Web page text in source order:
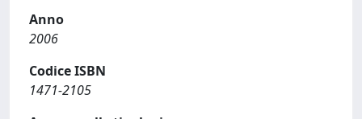
Anno
2006
Codice ISBN
1471-2105